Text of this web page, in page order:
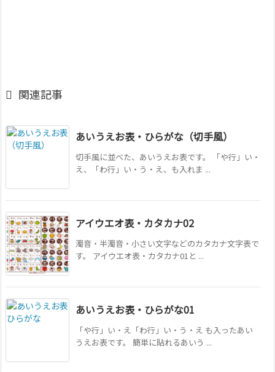
 関連記事
あいうえお表・ひらがな（切手風）
切手風に並べた、あいうえお表です。 「や行」い・
え、「わ行」い・う・え、も入れま ...
アイウエオ表・カタカナ02
濁音・半濁音・小さい文字などのカタカナ文字表で
す。 アイウエオ表・カタカナ01と ...
あいうえお表・ひらがな01
「や行」い・え「わ行」い・う・え も入ったあい
うえお表です。 簡単に貼れるあいう ...